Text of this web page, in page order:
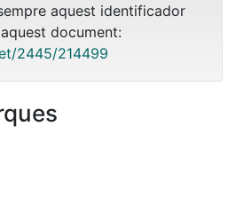
aquest identificador
document:
2445/214499